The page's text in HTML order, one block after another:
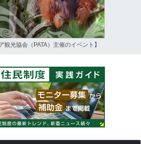
観光協会（PATA）主催のイベント】